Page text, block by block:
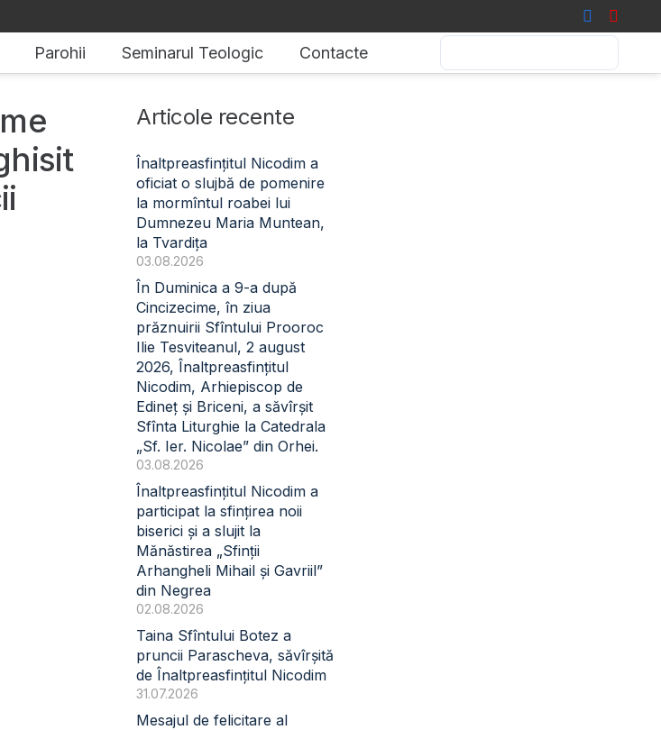
Parohii Seminarul Teologic Contacte
Articole recente
Înaltpreasfințitul Nicodim a
oficiat o slujbă de pomenire
la mormîntul roabei lui
Dumnezeu Maria Muntean,
la Tvardița
03.08.2026
În Duminica a 9-a după
Cincizecime, în ziua
prăznuirii Sfîntului Prooroc
Ilie Tesviteanul, 2 august
2026, Înaltpreasfințitul
Nicodim, Arhiepiscop de
Edineț și Briceni, a săvîrșit
Sfînta Liturghie la Catedrala
„Sf. Ier. Nicolae” din Orhei.
03.08.2026
Înaltpreasfințitul Nicodim a
participat la sfințirea noii
biserici și a slujit la
Mănăstirea „Sfinții
Arhangheli Mihail și Gavriil”
din Negrea
02.08.2026
Taina Sfîntului Botez a
pruncii Parascheva, săvîrșită
de Înaltpreasfințitul Nicodim
31.07.2026
Mesajul de felicitare al